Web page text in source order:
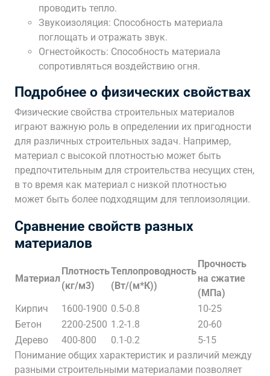
проводить тепло.
Звукоизоляция: Способность материала
поглощать и отражать звук.
Огнестойкость: Способность материала
сопротивляться воздействию огня.
Подробнее о физических свойствах
Физические свойства строительных материалов
играют важную роль в определении их пригодности
для различных строительных задач. Например,
материал с высокой плотностью может быть
предпочтительным для строительства несущих стен,
в то время как материал с низкой плотностью
может быть более подходящим для теплоизоляции.
Сравнение свойств разных
материалов
Материал
Плотность
(кг/м3)
Теплопроводность
(Вт/(м*К))
Прочность
на сжатие
(МПа)
Кирпич
1600-1900 0.5-0.8
10-25
Бетон
2200-2500 1.2-1.8
20-60
Дерево
400-800 0.1-0.2
5-15
Понимание общих характеристик и различий между
разными строительными материалами позволяет